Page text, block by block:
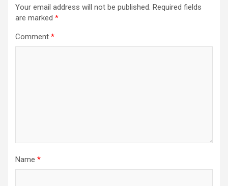
Your email address will not be published. Required fields
are marked *
Comment *
Name *